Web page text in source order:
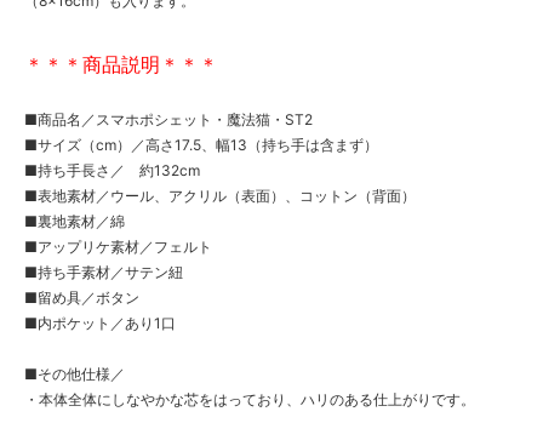
＊＊＊商品説明＊＊＊
■商品名／スマホポシェット・魔法猫・ST2
■サイズ（cm）／高さ17.5、幅13（持ち手は含まず）
■持ち手長さ／ 約132cm
■表地素材／ウール、アクリル（表面）、コットン（背面）
■裏地素材／綿
■アップリケ素材／フェルト
■持ち手素材／サテン紐
■留め具／ボタン
■内ポケット／あり1口
■その他仕様／
・本体全体にしなやかな芯をはっており、ハリのある仕上がりです。